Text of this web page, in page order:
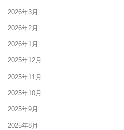
2026年3月
2026年2月
2026年1月
2025年12月
2025年11月
2025年10月
2025年9月
2025年8月